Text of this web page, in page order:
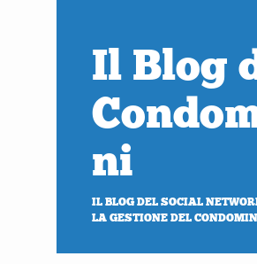
Il Blog
ni
IL BLOG DEL SOCIAL
LA GESTIONE DEL